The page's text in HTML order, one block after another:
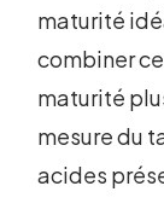
maturité
combiner
maturité
mesure du
acides